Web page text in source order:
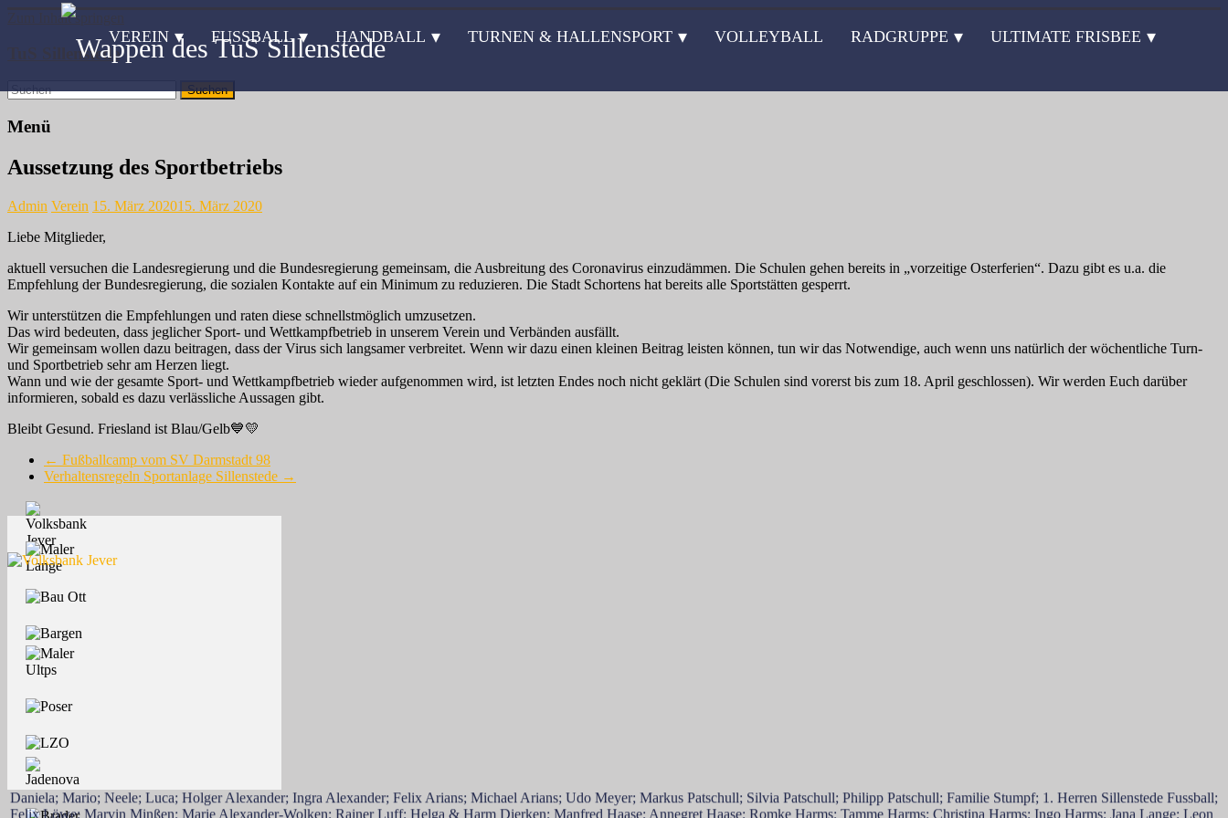
VEREIN FUSSBALL HANDBALL TURNEN & HALLENSPORT VOLLEYBALL RADGRUPPE ULTIMATE FRISBEE
Zum Inhalt springen
TuS Sillenstede
Menü
Aussetzung des Sportbetriebs
Admin Verein 15. März 202015. März 2020
Liebe Mitglieder,
aktuell versuchen die Landesregierung und die Bundesregierung gemeinsam, die Ausbreitung des Coronavirus einzudämmen. Die Schulen gehen bereits in „vorzeitige Osterferien“. Dazu gibt es u.a. die
Empfehlung der Bundesregierung, die sozialen Kontakte auf ein Minimum zu reduzieren. Die Stadt Schortens hat bereits alle Sportstätten gesperrt.
Wir unterstützen die Empfehlungen und raten diese schnellstmöglich umzusetzen.
Das wird bedeuten, dass jeglicher Sport- und Wettkampfbetrieb in unserem Verein und Verbänden ausfällt.
Wir gemeinsam wollen dazu beitragen, dass der Virus sich langsamer verbreitet. Wenn wir dazu einen kleinen Beitrag leisten können, tun wir das Notwendige, auch wenn uns natürlich der wöchentliche Turn-
und Sportbetrieb sehr am Herzen liegt.
Wann und wie der gesamte Sport- und Wettkampfbetrieb wieder aufgenommen wird, ist letzten Endes noch nicht geklärt (Die Schulen sind vorerst bis zum 18. April geschlossen). Wir werden Euch darüber
informieren, sobald es dazu verlässliche Aussagen gibt.
Bleibt Gesund. Friesland ist Blau/Gelb💙💛
← Fußballcamp vom SV Darmstadt 98
Verhaltensregeln Sportanlage Sillenstede →
Henrik Altemoeller; TuS Doni; Nadine Donat; Jonas Donat; Silas Donat; Lenjo Donat; Marvin Hanssen; Nils Onnen; Katharina Schmidt; Tim Kaetzler; Hanna Schmidt; Greeta Schmidt; Maximilian Striegel;
Daniela; Mario; Neele; Luca; Holger Alexander; Ingra Alexander; Felix Arians; Michael Arians; Udo Meyer; Markus Patschull; Silvia Patschull; Philipp Patschull; Familie Stumpf; 1. Herren Sillenstede Fussball;
Felix Löwe; Marvin Minßen; Marie Alexander-Wolken; Rainer Luff; Helga & Harm Dierken; Manfred Haase; Annegret Haase; Romke Harms; Tamme Harms; Christina Harms; Ingo Harms; Jana Lange; Leon